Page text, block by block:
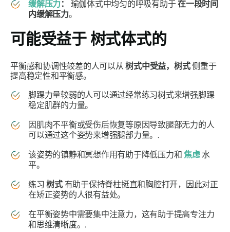
缓解压力： 瑜伽体式中均匀的呼吸有助于在一段时间
内缓解压力。
可能受益于 树式体式的
平衡感和协调性较差的人可以从树式中受益，树式侧重于
提高稳定性和平衡感。
脚踝力量较弱的人可以通过经常练习树式来增强脚踝
稳定肌群的力量。
因肌肉不平衡或受伤后恢复等原因导致腿部无力的人
可以通过这个姿势来增强腿部力量。.
该姿势的镇静和冥想作用有助于降低压力和焦虑水
平。
练习树式 有助于保持脊柱挺直和胸腔打开，因此对正
在矫正姿势的人很有益处。
在平衡姿势中需要集中注意力，这有助于提高专注力
和思维清晰度。.